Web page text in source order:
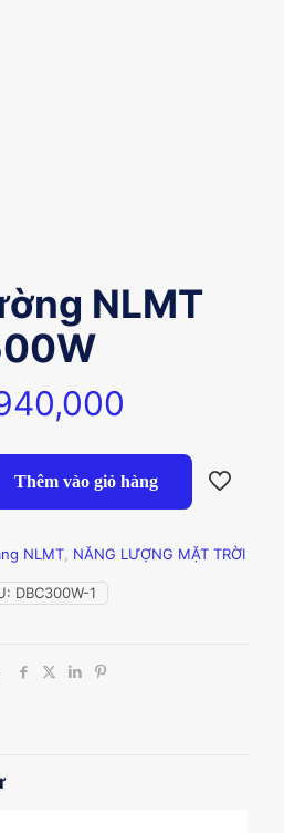
NLMT
Thêm vào giỏ hàng
DBC300W-1
NLMT, NĂNG LƯỢNG MẶT TRỜI